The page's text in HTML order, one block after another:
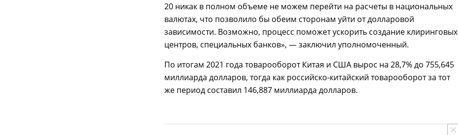
20 никак в полном объеме не можем перейти на расчеты в национальных
валютах, что позволило бы обеим сторонам уйти от долларовой
зависимости. Возможно, процесс поможет ускорить создание клиринговых
центров, специальных банков», — заключил уполномоченный.
По итогам 2021 года товарооборот Китая и США вырос на 28,7% до 755,645
миллиарда долларов, тогда как российско-китайский товарооборот за тот
же период составил 146,887 миллиарда долларов.